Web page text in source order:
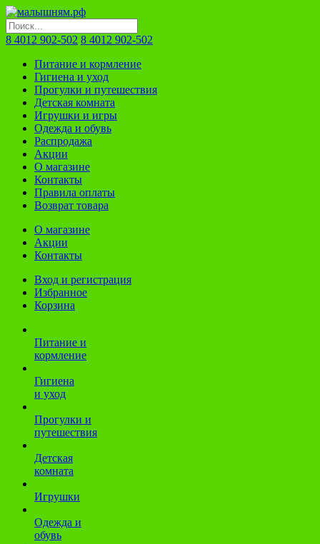
8 4012 902-502 8 4012 902-502
Питание и кормление
Гигиена и уход
Прогулки и путешествия
Детская комната
Игрушки и игры
Одежда и обувь
Распродажа
Акции
О магазине
Контакты
Правила оплаты
Возврат товара
О магазине
Акции
Контакты
Вход и регистрация
Избранное
Корзина
Питание и
кормление
Гигиена
и уход
Прогулки и
путешествия
Детская
комната
Игрушки
Одежда и
обувь